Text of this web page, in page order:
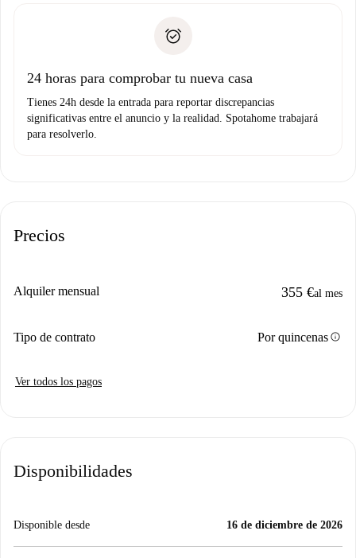
Prueba de solvencia
no nos comunicas ningún problema.
24 horas para comprobar tu nueva casa
Tienes 24h desde la entrada para reportar discrepancias
significativas entre el anuncio y la realidad. Spotahome trabajará
para resolverlo.
Precios
Alquiler mensual 355 €al mes
Tipo de contrato Por quincenasinfo
Ver todos los pagos
Disponibilidades
Disponible desde 16 de diciembre de 2026